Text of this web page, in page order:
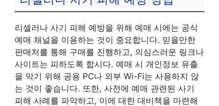
리셀러나 사기 피해 예방을 위해 예매 시에는 공식
예매 채널을 이용하는 것이 중요합니다. 믿을만한
판매처를 통해 구매를 진행하고, 의심스러운 링크나
사이트는 피하도록 합시다. 예매 시 개인정보 유출
을 막기 위해 공용 PC나 외부 Wi-Fi는 사용하지 않
는 것이 좋습니다. 또한, 사전에 예매 관련된 사기
피해 사례를 파악하고, 이에 대한 대비책을 마련해